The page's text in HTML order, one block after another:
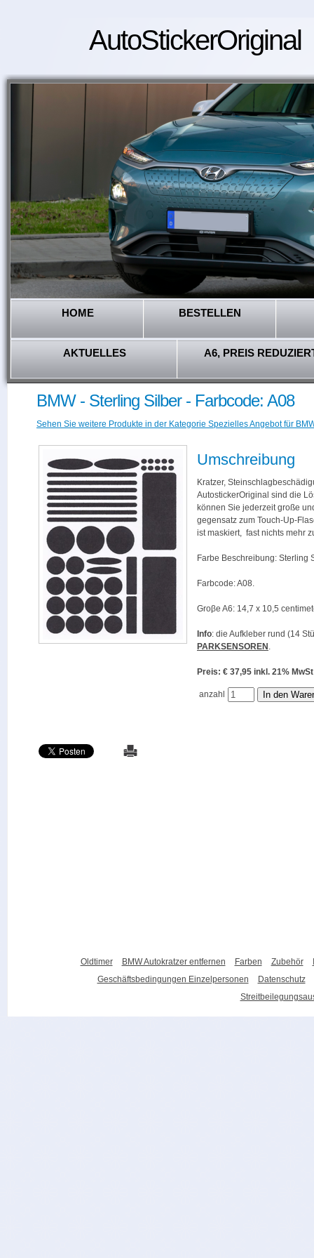
AutoStickerOriginal
HOME BESTELLEN
AKTUELLES A6, PREIS
BMW - Sterling Silber - Farbcode: A08
Sehen Sie weitere Produkte in der Kategorie Spezielles Angebot für
Umschreibung
Kratzer,
AutostickerOriginal sind die
können Sie jederzeit große
gegensatz zum Touch-Up-
ist maskiert, fast nichts mehr
Farbe Beschreibung: Sterling
Farbcode: A08.
Groβe A6: 14,7 x 10,5
Info: die Aufkleber rund (14
PARKSENSOREN .
Preis: € 37,95 inkl. 21%
anzahl
Oldtimer BMW Autokratzer entfernen Farben Zubehör
Geschäftsbedingungen Einzelpersonen
Datenschutz